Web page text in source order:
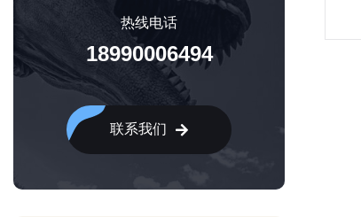
热线电话
18990006494
联系我们